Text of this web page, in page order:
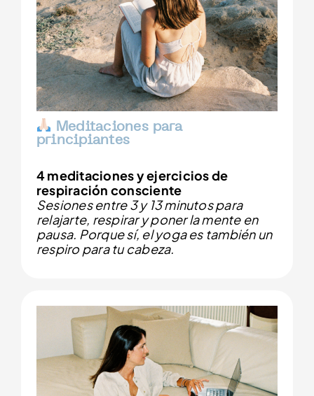
Meditaciones para
principiantes
4 meditaciones y ejercicios de
respiración consciente
Sesiones entre 3 y 13 minutos para
relajarte, respirar y poner la mente en
pausa. Porque sí, el yoga es también un
respiro para tu cabeza.